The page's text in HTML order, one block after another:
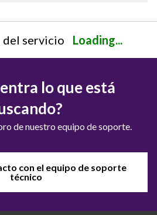
del servicio Loading...
lo que está
de nuestro equipo de soporte.
con el equipo de soporte
técnico